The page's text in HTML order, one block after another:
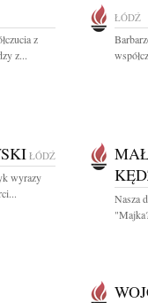
z
z...
ŁÓDŹ
ŁÓDŹ
wyrazy
Nasza